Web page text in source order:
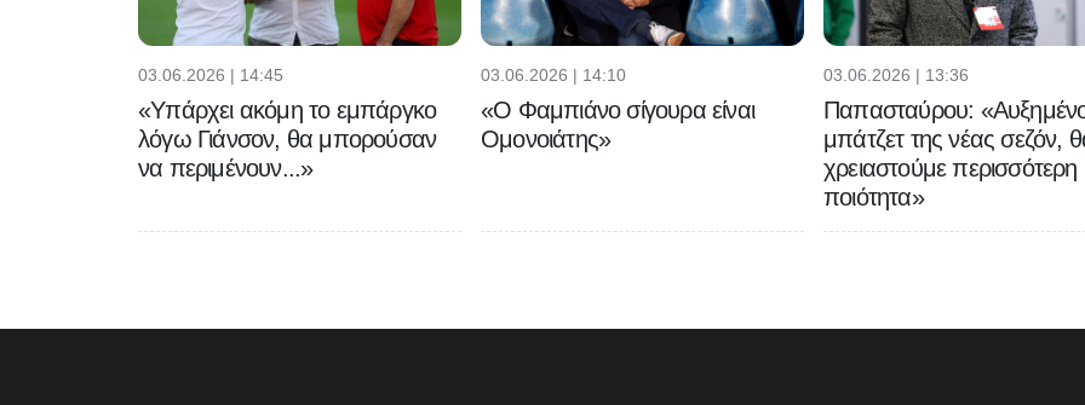
03.06.2026 | 14:45
«Υπάρχει ακόμη το εμπάργκο
λόγω Γιάνσον, θα μπορούσαν
να περιμένουν...»
03.06.2026 | 14:10
«Ο Φαμπιάνο σίγουρα είναι
Ομονοιάτης»
03.06.2026 | 13:36
Παπασταύρου:
μπάτζετ της νέας σεζόν,
χρειαστούμε περισσότερη
ποιότητα»